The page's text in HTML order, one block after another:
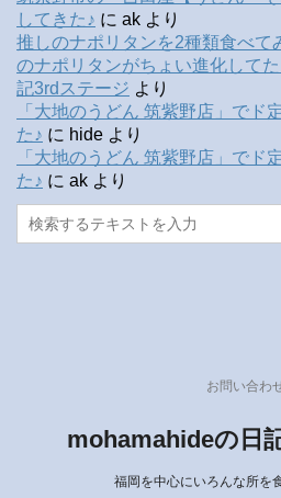
してきた♪ に ak より
推しのナポリタンを2種類食べて
のナポリタンがちょい進化して
記3rdステージ より
「大地のうどん 筑紫野店」でド
た♪ に hide より
「大地のうどん 筑紫野店」でド
た♪ に ak より
お問い合わ
mohamahideの日
福岡を中心にいろんな所を